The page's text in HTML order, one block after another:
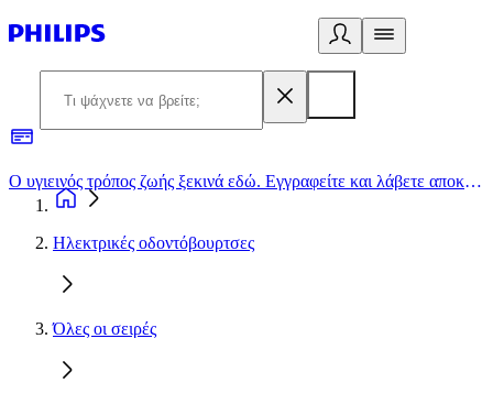
Ο υγιεινός τρόπος ζωής ξεκινά εδώ. Εγγραφείτε και λάβετε αποκλειστικές προσφορές
Ηλεκτρικές οδοντόβουρτσες
Όλες οι σειρές